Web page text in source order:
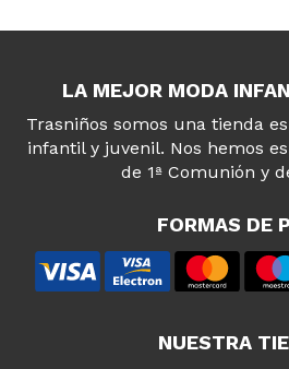
LA MEJOR MODA
Trasniños somos una tienda
infantil y juvenil. Nos hemos
de 1ª Comunión y
FORMAS DE
NUESTRA